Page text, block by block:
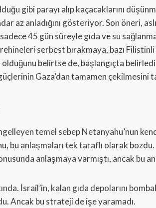
gibi parayı alıp kaçacaklarını
az anladığını gösteriyor. Son öneri,
45 gün süreyle gıda ve su
serbest bırakmaya, bazı
belirtse de, başlangıçta
Gaza’dan tamamen çekilmesini
temel sebep Netanyahu’nun
bu anlaşmaları tek taraflı olarak
anlaşmaya varmıştı, ancak bu
İsrail’in, kalan gıda depolarını
Ancak bu strateji de işe yaramadı.